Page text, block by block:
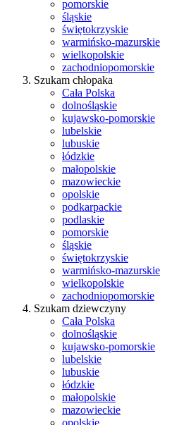
pomorskie
śląskie
świętokrzyskie
warmińsko-mazurskie
wielkopolskie
zachodniopomorskie
Szukam chłopaka
Cała Polska
dolnośląskie
kujawsko-pomorskie
lubelskie
lubuskie
łódzkie
małopolskie
mazowieckie
opolskie
podkarpackie
podlaskie
pomorskie
śląskie
świętokrzyskie
warmińsko-mazurskie
wielkopolskie
zachodniopomorskie
Szukam dziewczyny
Cała Polska
dolnośląskie
kujawsko-pomorskie
lubelskie
lubuskie
łódzkie
małopolskie
mazowieckie
opolskie